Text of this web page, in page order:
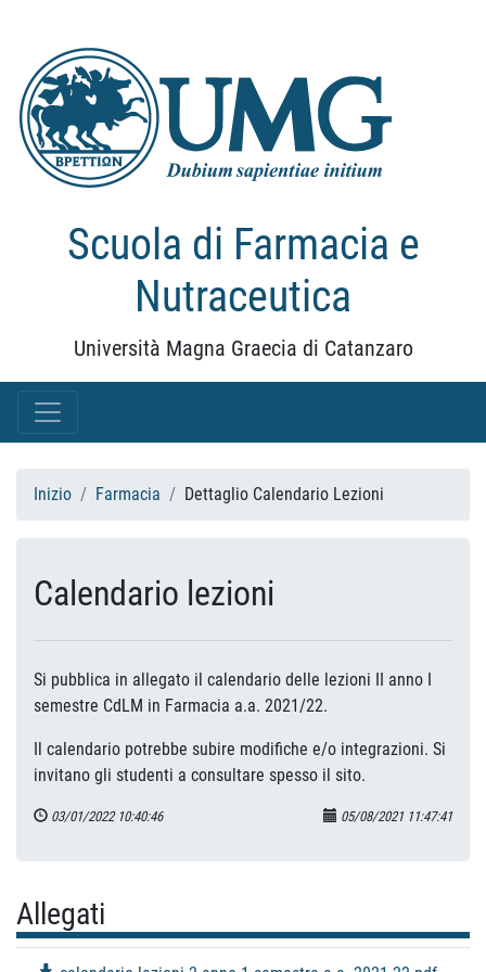
Scuola di Farmacia e
Nutraceutica
Università Magna Graecia di Catanzaro
Inizio Farmacia Dettaglio Calendario Lezioni
Calendario lezioni
Si pubblica in allegato il calendario delle lezioni II anno I
semestre CdLM in Farmacia a.a. 2021/22.
Il calendario potrebbe subire modifiche e/o integrazioni. Si
invitano gli studenti a consultare spesso il sito.
03/01/2022 10:40:46 05/08/2021 11:47:41
Allegati